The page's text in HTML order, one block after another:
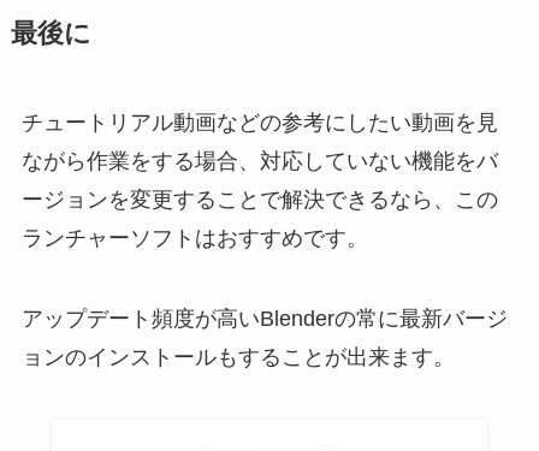
最後に
チュートリアル動画などの参考にしたい動画を見
ながら作業をする場合、対応していない機能をバ
ージョンを変更することで解決できるなら、この
ランチャーソフトはおすすめです。
アップデート頻度が高いBlenderの常に最新バージ
ョンのインストールもすることが出来ます。